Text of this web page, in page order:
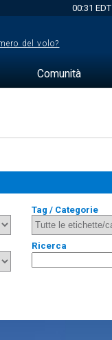
00:31 EDT
del volo?
Comunità
Tag / Categorie
Ricerca